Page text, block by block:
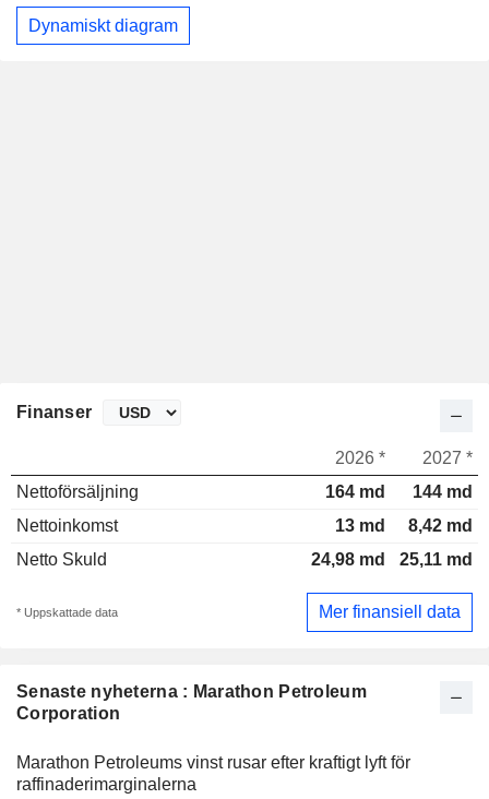
Dynamiskt diagram
Senaste nyheterna : Marathon Petroleum
Corporation
Marathon Petroleums vinst rusar efter kraftigt lyft för
raffinaderimarginalerna
Finanser
2026 *
2027 *
Nettoförsäljning
164 md
144 md
Nettoinkomst
13 md
8,42 md
Netto Skuld
24,98 md 25,11 md
* Uppskattade data Mer finansiell data